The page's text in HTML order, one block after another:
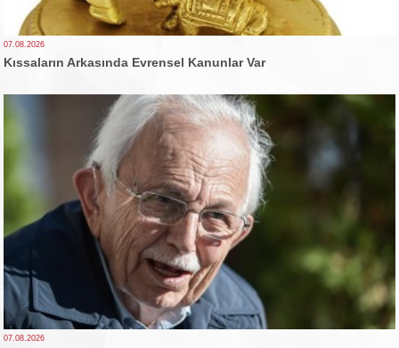
07.08.2026
Kıssaların Arkasında Evrensel Kanunlar Var
07.08.2026